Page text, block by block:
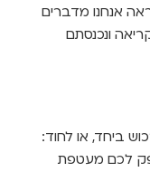
מדברים
ונכנסתם
ביחד, או לחוד:
לכם מעטפת